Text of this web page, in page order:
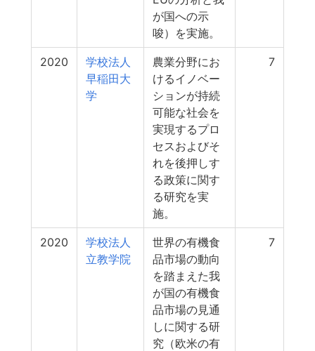
が国への示
唆）を実施。
2020
学校法人
早稲田大
学
農業分野にお
けるイノベー
ションが持続
可能な社会を
実現するプロ
セスおよびそ
れを後押しす
る政策に関す
る研究を実
施。
7
2020
学校法人
立教学院
世界の有機食
品市場の動向
を踏まえた我
が国の有機食
品市場の見通
しに関する研
究（欧米の有
7